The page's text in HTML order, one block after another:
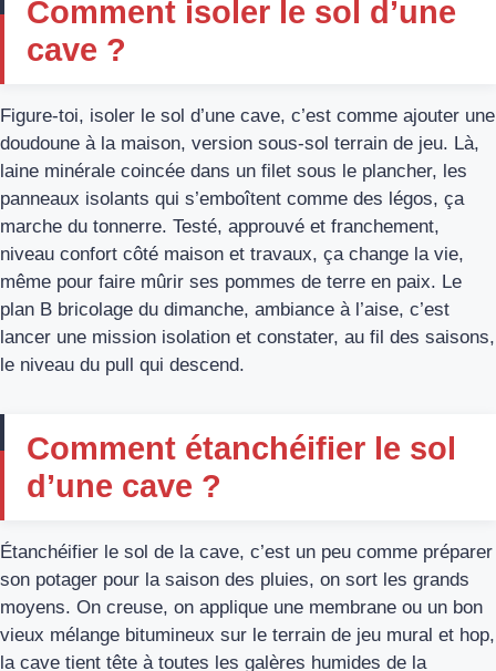
Comment isoler le sol d’une
cave ?
Figure-toi, isoler le sol d’une cave, c’est comme ajouter une
doudoune à la maison, version sous-sol terrain de jeu. Là,
laine minérale coincée dans un filet sous le plancher, les
panneaux isolants qui s’emboîtent comme des légos, ça
marche du tonnerre. Testé, approuvé et franchement,
niveau confort côté maison et travaux, ça change la vie,
même pour faire mûrir ses pommes de terre en paix. Le
plan B bricolage du dimanche, ambiance à l’aise, c’est
lancer une mission isolation et constater, au fil des saisons,
le niveau du pull qui descend.
Comment étanchéifier le sol
d’une cave ?
Étanchéifier le sol de la cave, c’est un peu comme préparer
son potager pour la saison des pluies, on sort les grands
moyens. On creuse, on applique une membrane ou un bon
vieux mélange bitumineux sur le terrain de jeu mural et hop,
la cave tient tête à toutes les galères humides de la